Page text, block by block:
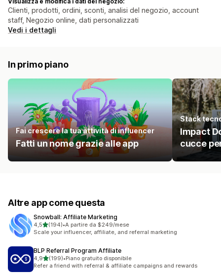
Clienti, prodotti, ordini, sconti, analisi del negozio, account
staff, Negozio online, dati personalizzati
Vedi i dettagli
In primo piano
Fai crescere la tua attività di influencer
Fatti un nome grazie alle app
Stack
Impact
cucce
Altre app come questa
Snowball: Affiliate Marketing
4,5stelle su 5
(194)
194 recensioni totali
•A partire da $249/mese
Scale your influencer, affiliate, and referral marketing
BLP Referral Program Affiliate
4,9stelle su 5
(199)
199 recensioni totali
•Piano gratuito disponibile
Refer a friend with referral & affiliate campaigns and rewards